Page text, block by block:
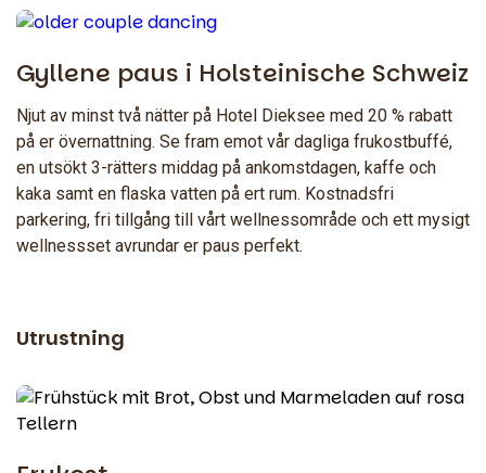
Gyllene paus i Holsteinische Schweiz
Njut av minst två nätter på Hotel Dieksee med 20 % rabatt
på er övernattning. Se fram emot vår dagliga frukostbuffé,
en utsökt 3-rätters middag på ankomstdagen, kaffe och
kaka samt en flaska vatten på ert rum. Kostnadsfri
parkering, fri tillgång till vårt wellnessområde och ett mysigt
wellnessset avrundar er paus perfekt.
Utrustning